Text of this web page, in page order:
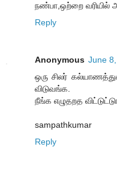
நண்பா,ஒற்றை வரியில்
Reply
Anonymous June
ஒரு சிலர்
விடுவங்க.
நீங்க எழுதறத
sampathkumar
Reply